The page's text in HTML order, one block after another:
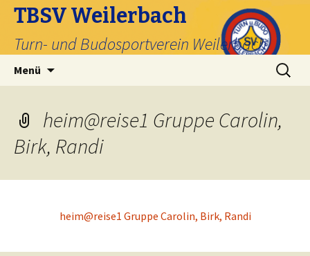
TBSV Weilerbach
Turn- und Budosportverein Weilerbach
Menü
Suche
nach:
heim@reise1 Gruppe Carolin,
Birk, Randi
heim@reise1 Gruppe Carolin, Birk, Randi